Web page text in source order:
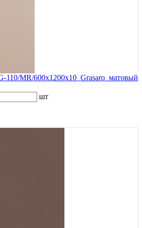
110/MR/600x1200x10 Grasaro матовый
шт